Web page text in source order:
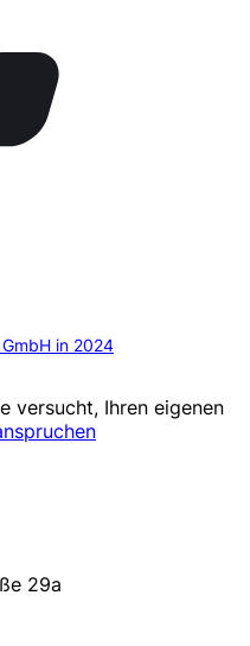
in 2024
versucht, Ihren eigenen
29a